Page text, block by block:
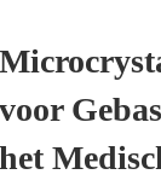
voor
het